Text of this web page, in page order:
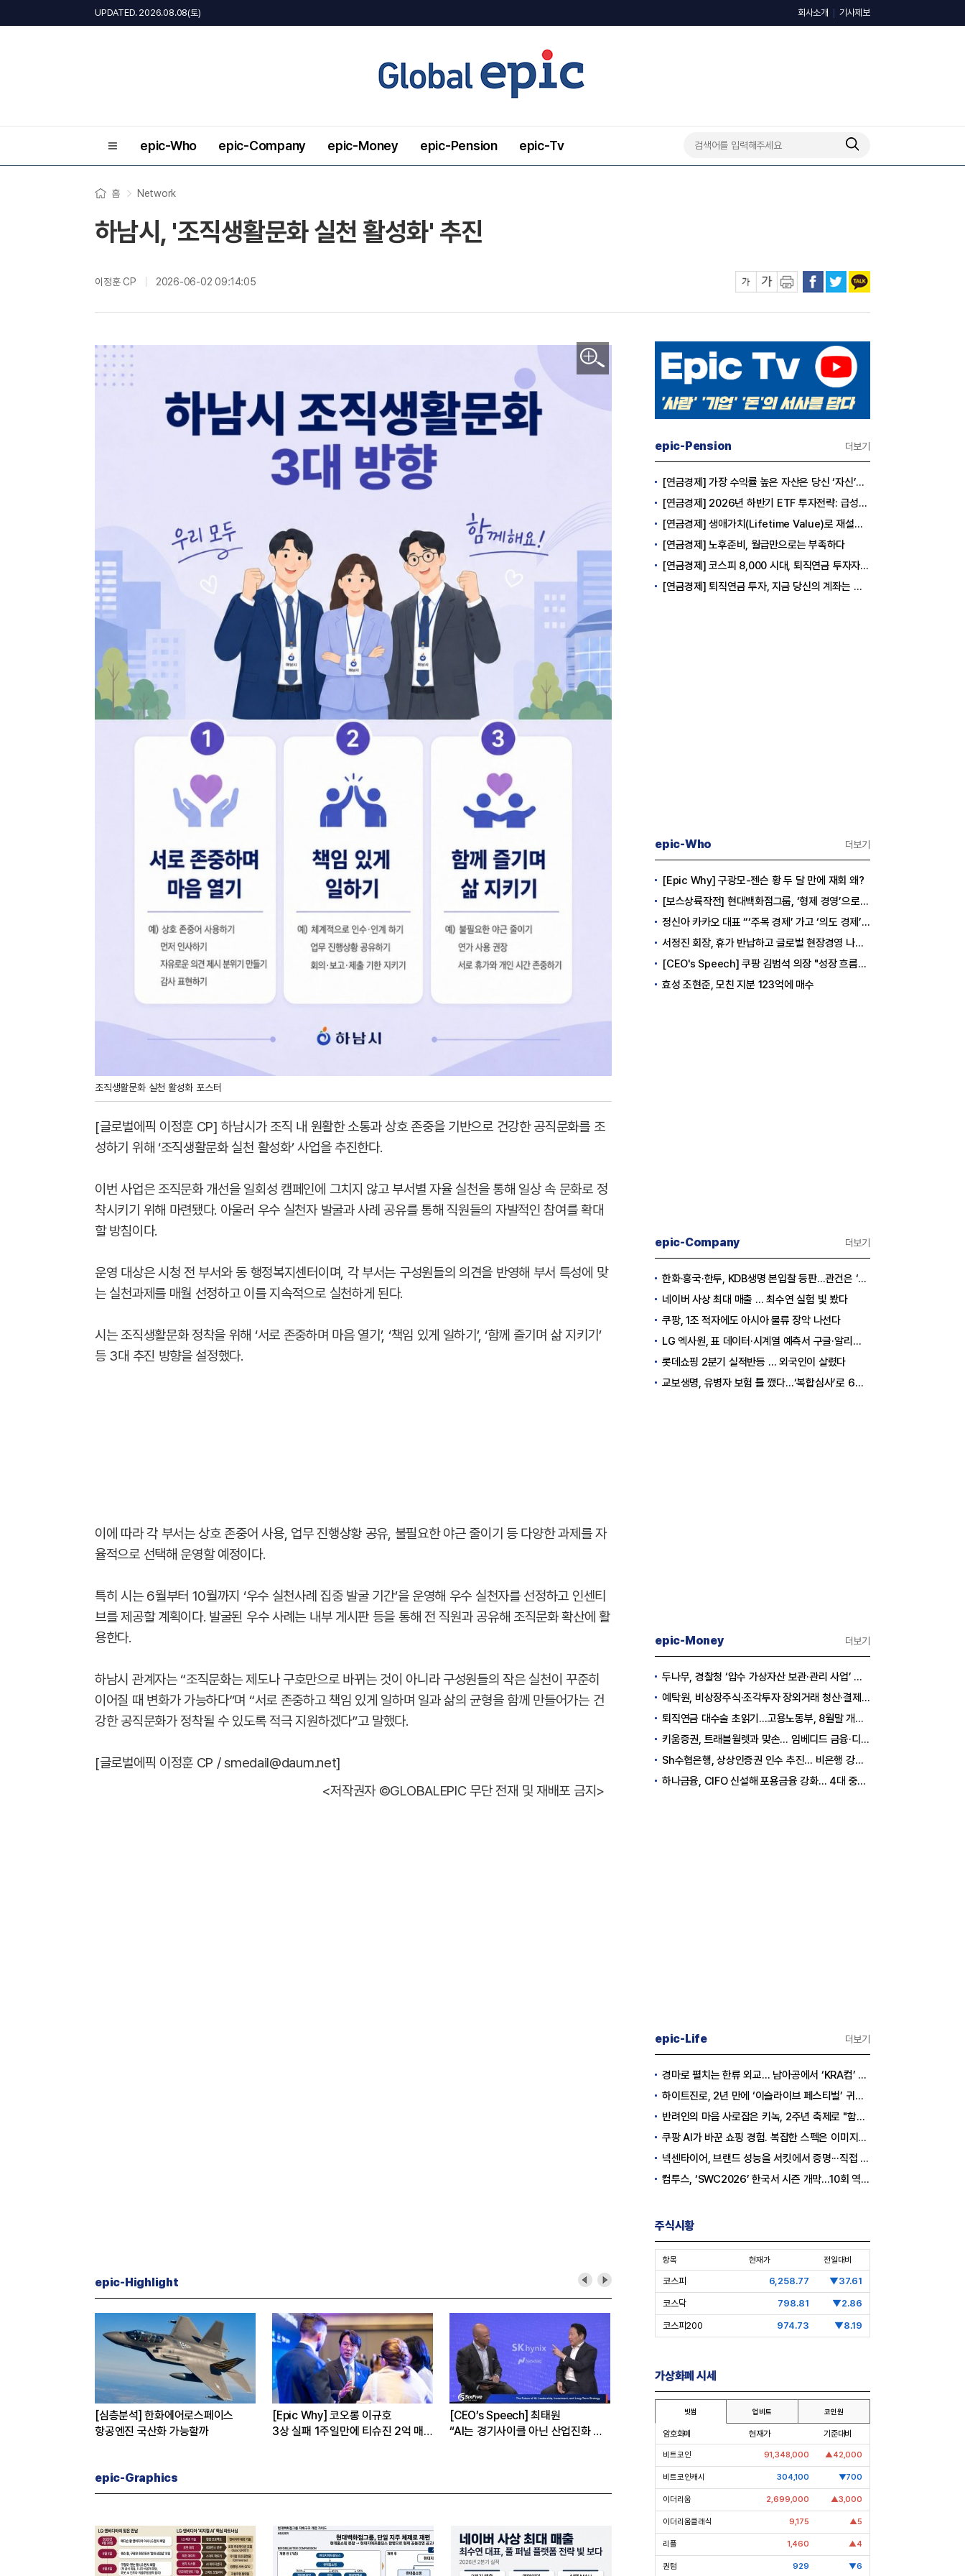
UPDATED. 2026.08.08(토) 회사소개 기사제보
epic-Who epic-Company epic-Money epic-Pension epic-Tv
홈 Network
하남시, '조직생활문화 실천 활성화' 추진
이정훈 CP 2026-06-02 09:14:05
조직생활문화 실천 활성화 포스터
이미지 확대보기
[글로벌에픽 이정훈 CP] 하남시가 조직 내 원활한 소통과 상호 존중을 기반으로 건강한 공직문화를 조
성하기 위해 ‘조직생활문화 실천 활성화’ 사업을 추진한다.
이번 사업은 조직문화 개선을 일회성 캠페인에 그치지 않고 부서별 자율 실천을 통해 일상 속 문화로 정
착시키기 위해 마련됐다. 아울러 우수 실천자 발굴과 사례 공유를 통해 직원들의 자발적인 참여를 확대
할 방침이다.
운영 대상은 시청 전 부서와 동 행정복지센터이며, 각 부서는 구성원들의 의견을 반영해 부서 특성에 맞
는 실천과제를 매월 선정하고 이를 지속적으로 실천하게 된다.
시는 조직생활문화 정착을 위해 ‘서로 존중하며 마음 열기’, ‘책임 있게 일하기’, ‘함께 즐기며 삶 지키기’
등 3대 추진 방향을 설정했다.
이에 따라 각 부서는 상호 존중어 사용, 업무 진행상황 공유, 불필요한 야근 줄이기 등 다양한 과제를 자
율적으로 선택해 운영할 예정이다.
특히 시는 6월부터 10월까지 ‘우수 실천사례 집중 발굴 기간’을 운영해 우수 실천자를 선정하고 인센티
브를 제공할 계획이다. 발굴된 우수 사례는 내부 게시판 등을 통해 전 직원과 공유해 조직문화 확산에 활
용한다.
하남시 관계자는 “조직문화는 제도나 구호만으로 바뀌는 것이 아니라 구성원들의 작은 실천이 꾸준히
이어질 때 변화가 가능하다”며 “서로 존중하고 책임 있게 일하며 일과 삶의 균형을 함께 만들어가는 건
강한 공직문화가 정착될 수 있도록 적극 지원하겠다”고 말했다.
[글로벌에픽 이정훈 CP / smedail@daum.net]
<저작권자 ©GLOBALEPIC 무단 전재 및 재배포 금지>
epic-Highlight
[심층분석] 한화에어로스페이스
항공엔진 국산화 가능할까
[Epic Why] 코오롱 이규호
3상 실패 1주일만에 티슈진 2억 매
[CEO’s Speech] 최태원
“AI는 경기사이클 아닌 산업진화 그
[심층분석] 포스코, 트리플 코어 투자
16조7천억원 투자 재원 마련 전략
[Epic Why] 한화, KAI 지분 왜 사들
epic-Graphics
epic-Pension 더보기
[연금경제] 가장 수익률 높은 자산은 당신 ‘자신’이다
[연금경제] 2026년 하반기 ETF 투자전략: 급성장의 상반기를 접고, 이제 '실적'이 가르는 하반기를 맞다
[연금경제] 생애가치(Lifetime Value)로 재설계하는 은퇴 후 안정적 생활보장과 평생소득 전략
[연금경제] 노후준비, 월급만으로는 부족하다
[연금경제] 코스피 8,000 시대, 퇴직연금 투자자는 왜 지금 FOMO를 경계해야 하는가
[연금경제] 퇴직연금 투자, 지금 당신의 계좌는 어느 편인가?
epic-Who 더보기
[Epic Why] 구광모-젠슨 황 두 달 만에 재회 왜?
[보스상륙작전] 현대백화점그룹, ‘형제 경영’으로 방향 틀었다
정신아 카카오 대표 “‘주목 경제’ 가고 ‘의도 경제’ 왔다”
서정진 회장, 휴가 반납하고 글로벌 현장경영 나선다
[CEO's Speech] 쿠팡 김범석 의장 "성장 흐름은 변하지 않았다"
효성 조현준, 모친 지분 123억에 매수
epic-Company 더보기
한화·흥국·한투, KDB생명 본입찰 등판…관건은 ‘산은 증자 규모’
네이버 사상 최대 매출 … 최수연 실험 빛 봤다
쿠팡, 1조 적자에도 아시아 물류 장악 나선다
LG 엑사원, 표 데이터·시계열 예측서 구글·알리바바 제쳤다
롯데쇼핑 2분기 실적반등 … 외국인이 살렸다
교보생명, 유병자 보험 틀 깼다…‘복합심사’로 6개월 독점권 획득
epic-Money 더보기
두나무, 경찰청 ‘압수 가상자산 보관·관리 사업’ 최종 낙찰
예탁원, 비상장주식·조각투자 장외거래 청산·결제 인프라 구축 착수
퇴직연금 대수술 초읽기…고용노동부, 8월말 개정안 발표
키움증권, 트래블월렛과 맞손… 임베디드 금융·디지털 자산 신사업 추진
Sh수협은행, 상상인증권 인수 추진… 비은행 강화 ‘금융그룹’ 도약 발판
하나금융, CIFO 신설해 포용금융 강화… 4대 중심축 중심 상반기 목표 60% 달성
epic-Life 더보기
경마로 펼치는 한류 외교… 남아공에서 ‘KRA컵’ 개최하는 한국마사회
하이트진로, 2년 만에 ‘이슬라이브 페스티벌’ 귀환…25,000명 규모 대확장
반려인의 마음 사로잡은 키녹, 2주년 축제로 "함께하는 즐거움"을 선물하다
쿠팡 AI가 바꾼 쇼핑 경험. 복잡한 스펙은 이미지로, 수백 개 리뷰는 한눈에…
넥센타이어, 브랜드 성능을 서킷에서 증명···직접 체험하는 고객 참여형 마케팅 확대
컴투스, ‘SWC2026’ 한국서 시즌 개막…10회 역사를 이어갈 챔피언은 누가 될까
주식시황
항목 현재가 전일대비
코스피 6,258.77 ▼37.61
코스닥 798.81 ▼2.86
코스피200 974.73 ▼8.19
가상화폐 시세
빗썸 업비트 코인원
암호화폐 현재가 기준대비
비트코인 91,348,000 ▲42,000
비트코인캐시 304,100 ▼700
이더리움 2,699,000 ▲3,000
이더리움클래식 9,175 ▲5
리플 1,460 ▲4
퀀텀 929 ▼6